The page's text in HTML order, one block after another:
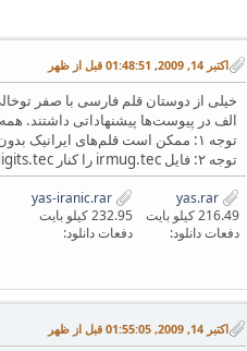
اکتبر 14, 2009, 01:48:51 قبل از ظهر
الف در پیوست‌ها پیشنهاداتی داشتند.
توجه ۱: ممکن است قلم‌های ایرانیک بدون نقص نباشند.
توجه ۲: فایل irmug.tec را کنار parsidigits.tec قرار دهید و پایگاه نام-فایل را به‌روز کنید (Refresh FNDB)
216.49 کیلو بایت
دفعات دانلود:
232.95 کیلو بایت
دفعات دانلود:
اکتبر 14, 2009, 01:55:05 قبل از ظهر